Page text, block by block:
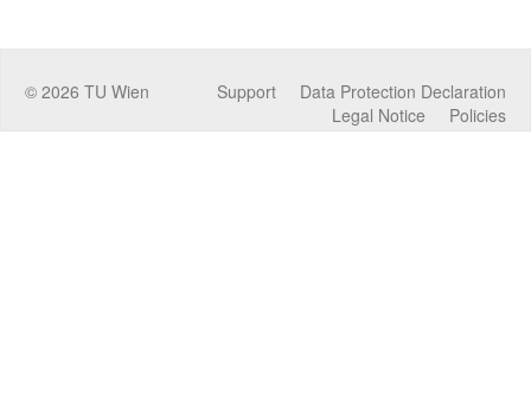
© 2026 TU Wien Data Protection Declaration
Support
Policies
Legal Notice